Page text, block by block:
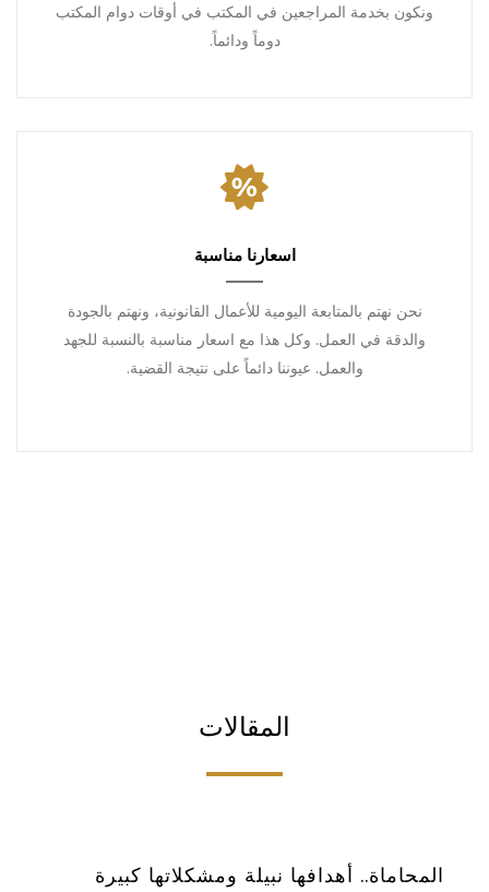
ونكون بخدمة المراجعين في المكتب في أوقات دوام المكتب
دوماً ودائماً.
اسعارنا مناسبة
نحن نهتم بالمتابعة اليومية للأعمال القانونية، ونهتم بالجودة
والدقة في العمل. وكل هذا مع اسعار مناسبة بالنسبة للجهد
والعمل. عيوننا دائماً على نتيجة القضية.
المقالات
المحاماة.. أهدافها نبيلة ومشكلاتها كبيرة